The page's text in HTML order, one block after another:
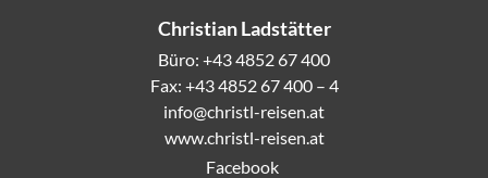
Christian Ladstätter
Büro: +43 4852 67 400
Fax: +43 4852 67 400 – 4
info@christl-reisen.at
www.christl-reisen.at
Facebook